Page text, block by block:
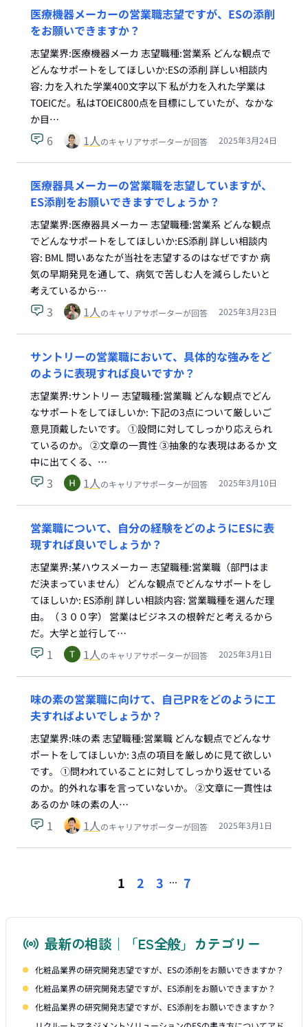
医療機器メーカーの営業職志望ですが、ESの添削
をお願いできますか？
志望業界:医療機器メーカ 志望職種:営業系 どんな観点で
どんなサポートをしてほしいか:ESの添削 詳しい相談内
容: 力を入れた学業400文字以下 私が力を入れた学業は
TOEICだ。私はTOEIC800点を目標にしていたが、なかな
か目…
6 1人のキャリアサポーターが回答 2025年3月24日
医療器具メーカーの営業職を志望していますが、
ES添削をお願いできますでしょうか？
志望業界:医療器具メーカー 志望職種:営業系 どんな観点
でどんなサポートをしてほしいか:ES添削 詳しい相談内
容: BML 問いあなたが当社を志望するのはなぜですか 病
気の早期発見を通して、病気で苦しむ人を減らしたいと
考えているから…
3 1人のキャリアサポーターが回答 2025年3月23日
サントリーの営業職において、具体的な強みをど
のように表現すれば良いですか？
志望業界:サントリー 志望職種:営業職 どんな観点でどん
なサポートをしてほしいか: 下記の3点について厳しいご
意見頂戴したいです。 ①設問に対してしっかり応えられ
ているのか。 ②文章の一貫性 ③抽象的な表現はあるか 文
中に出てくる、…
3 1人のキャリアサポーターが回答 2025年3月10日
営業職について、自分の経験をどのようにESに表
現すれば良いでしょうか？
志望業界:某ハウスメーカー 志望職種:営業職（部門はま
だ決まっていません） どんな観点でどんなサポートをし
てほしいか: ES添削 詳しい相談内容: 営業職種を選んだ理
由。（３００字） 営業はビジネスの根幹だと考えるから
だ。大学と並行して…
1 1人のキャリアサポーターが回答 2025年3月1日
味の素の営業職に向けて、自己PRをどのように工
夫すればよいでしょうか？
志望業界:味の素 志望職種:営業職 どんな観点でどんなサ
ポートをしてほしいか: 3点の項目を厳しめに見て欲しい
です。 ①問われていることに対してしっかり返せている
のか。的外れな事を言っていないか。 ②文章に一貫性は
あるのか 味の素の人…
1 1人のキャリアサポーターが回答 2025年3月1日
1 2 3 ... 7
最新の相談｜「ES全般」カテゴリー
化粧品業界の研究開発志望ですが、ESの添削をお願いできますか？
化粧品業界の研究開発志望ですが、ES添削をお願いできますか？
化粧品業界の研究開発志望ですが、ES添削をお願いできますか？